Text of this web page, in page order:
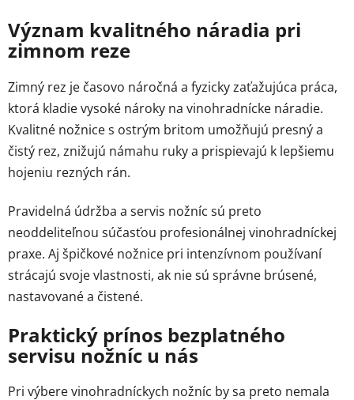
Význam kvalitného náradia pri
zimnom reze
Zimný rez je časovo náročná a fyzicky zaťažujúca práca,
ktorá kladie vysoké nároky na vinohradnícke náradie.
Kvalitné nožnice s ostrým britom umožňujú presný a
čistý rez, znižujú námahu ruky a prispievajú k lepšiemu
hojeniu rezných rán.
Pravidelná údržba a servis nožníc sú preto
neoddeliteľnou súčasťou profesionálnej vinohradníckej
praxe. Aj špičkové nožnice pri intenzívnom používaní
strácajú svoje vlastnosti, ak nie sú správne brúsené,
nastavované a čistené.
Praktický prínos bezplatného
servisu nožníc u nás
Pri výbere vinohradníckych nožníc by sa preto nemala